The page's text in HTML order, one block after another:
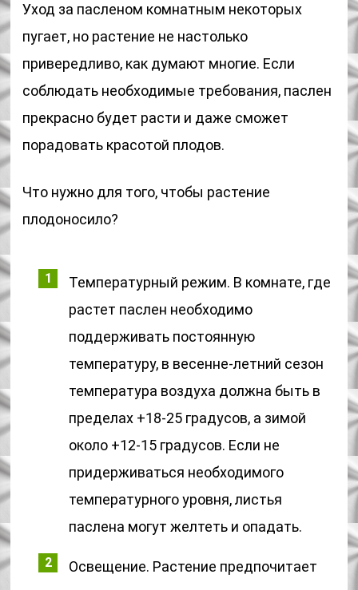
Уход за пасленом комнатным некоторых
пугает, но растение не настолько
привередливо, как думают многие. Если
соблюдать необходимые требования, паслен
прекрасно будет расти и даже сможет
порадовать красотой плодов.
Что нужно для того, чтобы растение
плодоносило?
Температурный режим. В комнате, где
растет паслен необходимо
поддерживать постоянную
температуру, в весенне-летний сезон
температура воздуха должна быть в
пределах +18-25 градусов, а зимой
около +12-15 градусов. Если не
придерживаться необходимого
температурного уровня, листья
паслена могут желтеть и опадать.
Освещение. Растение предпочитает